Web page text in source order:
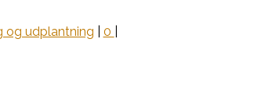
og udplantning 0